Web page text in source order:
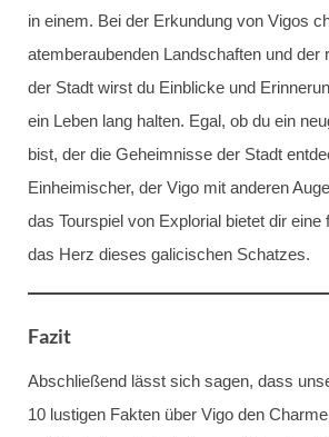
in einem. Bei der Erkundung von Vigos
atemberaubenden Landschaften und der
der Stadt wirst du Einblicke und
ein Leben lang halten. Egal, ob du ein
bist, der die Geheimnisse der Stadt
Einheimischer, der Vigo mit anderen
das Tourspiel von Explorial bietet dir eine
das Herz dieses galicischen Schatzes.
Fazit
Abschließend lässt sich sagen, dass
10 lustigen Fakten über Vigo den